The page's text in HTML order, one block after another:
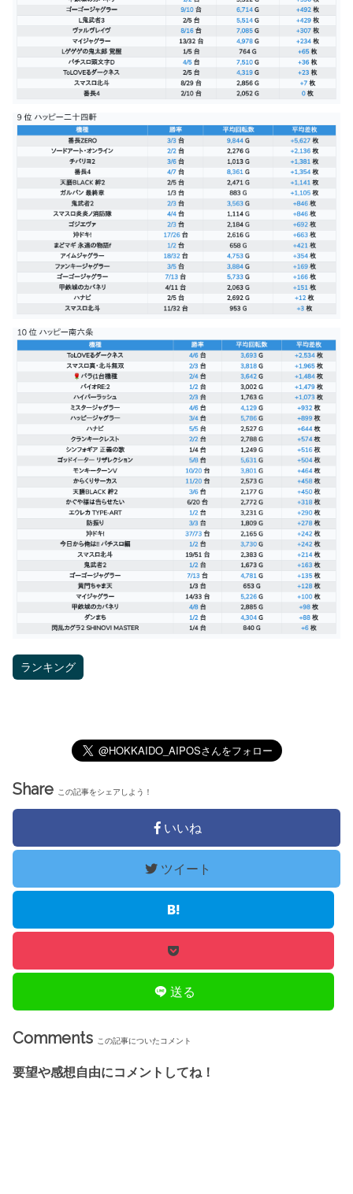
ランキング
Share この記事をシェアしよう！
いいね
ツイート
送る
Comments この記事についたコメント
要望や感想自由にコメントしてね！